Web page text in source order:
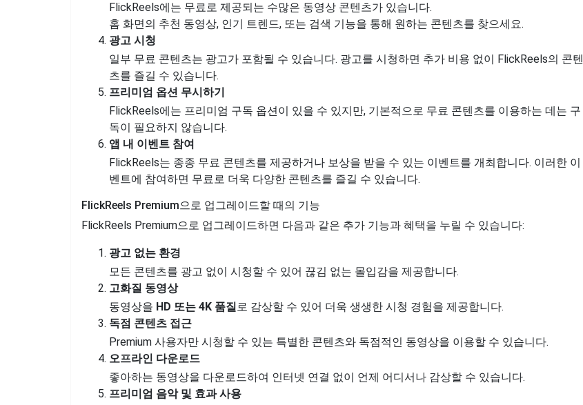
FlickReels에는 무료로 제공되는 수많은 동영상 콘텐츠가 있습니다.
홈 화면의 추천 동영상, 인기 트렌드, 또는 검색 기능을 통해 원하는 콘텐츠를 찾으세요.
광고 시청
일부 무료 콘텐츠는 광고가 포함될 수 있습니다. 광고를 시청하면 추가 비용 없이 FlickReels의 콘텐
츠를 즐길 수 있습니다.
프리미엄 옵션 무시하기
FlickReels에는 프리미엄 구독 옵션이 있을 수 있지만, 기본적으로 무료 콘텐츠를 이용하는 데는 구
독이 필요하지 않습니다.
앱 내 이벤트 참여
FlickReels는 종종 무료 콘텐츠를 제공하거나 보상을 받을 수 있는 이벤트를 개최합니다. 이러한 이
벤트에 참여하면 무료로 더욱 다양한 콘텐츠를 즐길 수 있습니다.
FlickReels Premium으로 업그레이드할 때의 기능
FlickReels Premium으로 업그레이드하면 다음과 같은 추가 기능과 혜택을 누릴 수 있습니다:
광고 없는 환경
모든 콘텐츠를 광고 없이 시청할 수 있어 끊김 없는 몰입감을 제공합니다.
고화질 동영상
동영상을 HD 또는 4K 품질로 감상할 수 있어 더욱 생생한 시청 경험을 제공합니다.
독점 콘텐츠 접근
Premium 사용자만 시청할 수 있는 특별한 콘텐츠와 독점적인 동영상을 이용할 수 있습니다.
오프라인 다운로드
좋아하는 동영상을 다운로드하여 인터넷 연결 없이 언제 어디서나 감상할 수 있습니다.
프리미엄 음악 및 효과 사용